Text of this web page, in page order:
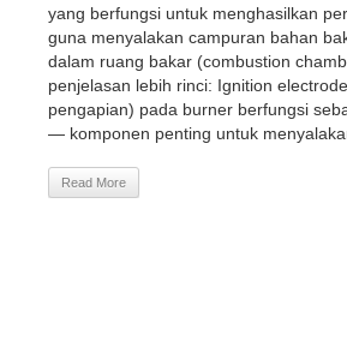
yang berfungsi untuk menghasilkan
guna menyalakan campuran bahan
dalam ruang bakar (combustion
penjelasan lebih rinci: Ignition
pengapian) pada burner berfungsi
— komponen penting untuk
Read More